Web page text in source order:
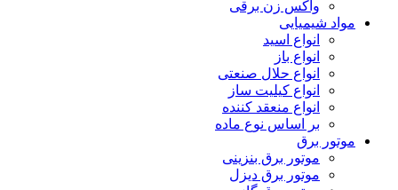
واکس زن برقی
مواد شیمیایی
انواع اسید
انواع باز
انواع حلال صنعتی
انواع کیلیت ساز
انواع منعقد کننده
بر اساس نوع ماده
موتور برق
موتور برق بنزینی
موتور برق دیزل